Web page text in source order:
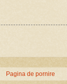
Pagina de pornire